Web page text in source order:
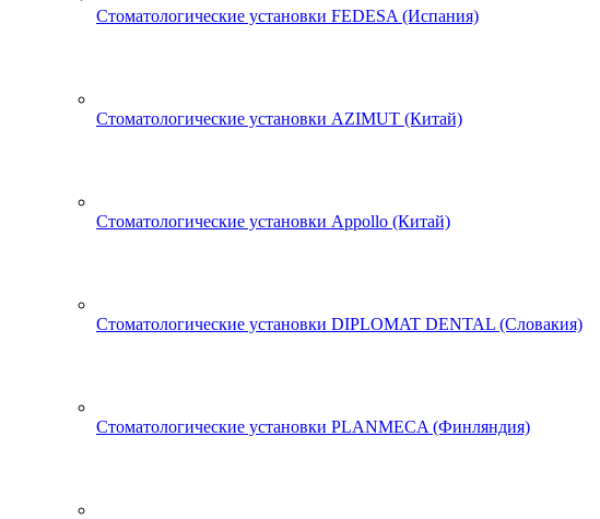
Стоматологические установки FEDESA (Испания)
Стоматологические установки AZIMUT (Китай)
Стоматологические установки Appollo (Китай)
Стоматологические установки DIPLOMAT DENTAL (Словакия)
Стоматологические установки PLANMECA (Финляндия)